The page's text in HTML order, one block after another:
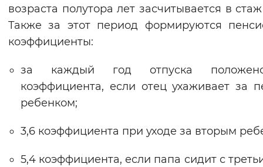
возраста полутора лет засчитывается в
Также за этот период формируются
коэффициенты:
за каждый год отпуска
коэффициента, если отец ухаживает за
ребенком;
3,6 коэффициента при уходе за вторым
5,4 коэффициента, если папа сидит с